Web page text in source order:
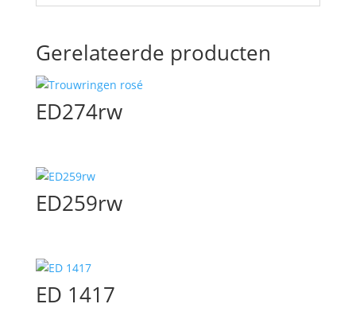
Gerelateerde producten
ED274rw
ED259rw
ED 1417